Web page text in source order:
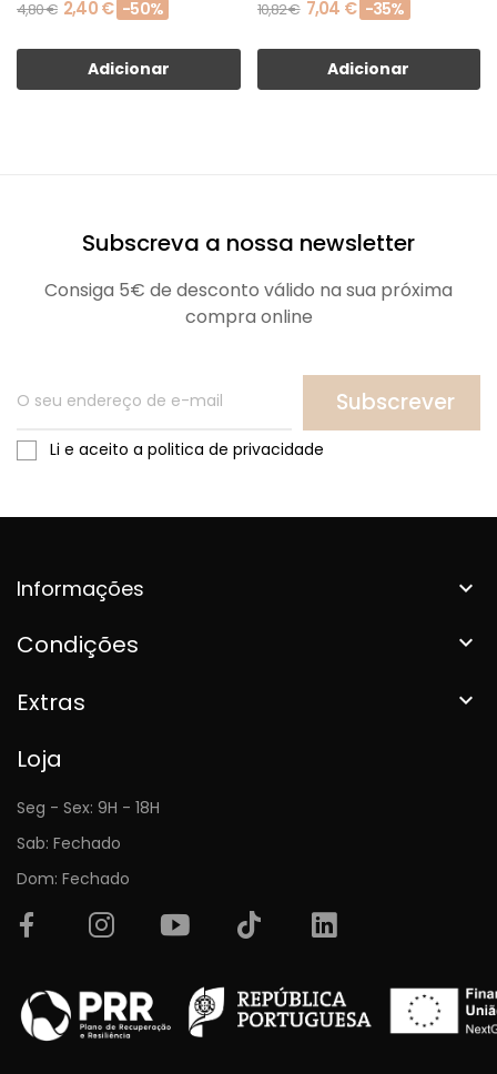
4,80 € 2,40 € -50%
Adicionar
10,82 € 7,04 € -35%
Adicionar
Subscreva a nossa newsletter
Consiga 5€ de desconto válido na sua próxima
compra online
Subscrever
Li e aceito a politica de privacidade
Informações 
Condições 
Extras 
Loja
Seg - Sex: 9H - 18H
Sab: Fechado
Dom: Fechado